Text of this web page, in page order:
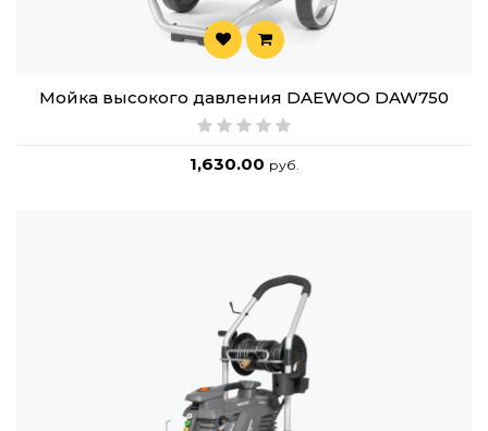
Мойка высокого давления DAEWOO DAW750
1,630.00 руб.